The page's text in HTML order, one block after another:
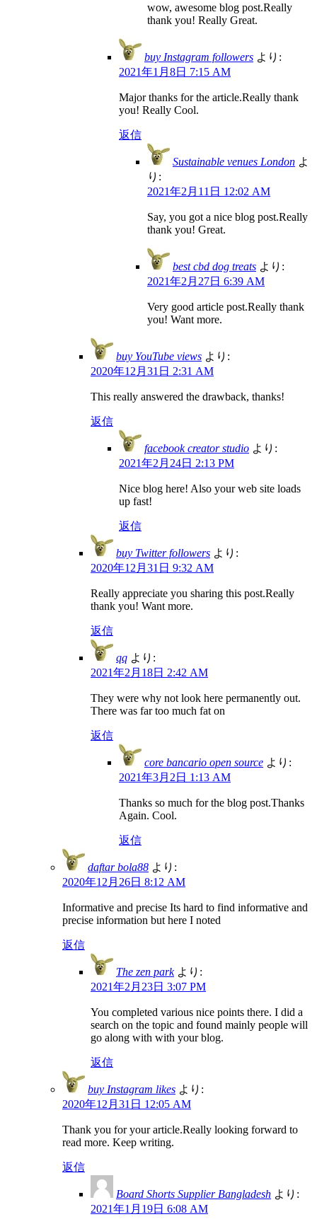
wow, awesome blog post.Really
thank you! Really Great.
buy Instagram followers より:
2021年1月8日 7:15 AM
Major thanks for the article.Really thank
you! Really Cool.
返信
Sustainable venues London よ
り:
2021年2月11日 12:02 AM
Say, you got a nice blog post.Really
thank you! Great.
best cbd dog treats より:
2021年2月27日 6:39 AM
Very good article post.Really thank
you! Want more.
buy YouTube views より:
2020年12月31日 2:31 AM
This really answered the drawback, thanks!
返信
facebook creator studio より:
2021年2月24日 2:13 PM
Nice blog here! Also your web site loads
up fast!
返信
buy Twitter followers より:
2020年12月31日 9:32 AM
Really appreciate you sharing this post.Really
thank you! Want more.
返信
qq より:
2021年2月18日 2:42 AM
They were why not look here permanently out.
There was far too much fat on
返信
core bancario open source より:
2021年3月2日 1:13 AM
Thanks so much for the blog post.Thanks
Again. Cool.
返信
daftar bola88 より:
2020年12月26日 8:12 AM
Informative and precise Its hard to find informative and
precise information but here I noted
返信
The zen park より:
2021年2月23日 3:07 PM
You completed various nice points there. I did a
search on the topic and found mainly people will
go along with with your blog.
返信
buy Instagram likes より:
2020年12月31日 12:05 AM
Thank you for your article.Really looking forward to
read more. Keep writing.
返信
Board Shorts Supplier Bangladesh より:
2021年1月19日 6:08 AM